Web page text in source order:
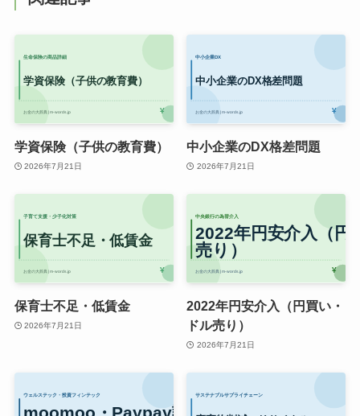
学資保険（子供の教育費）
2026年7月21日
中小企業のDX格差問題
2026年7月21日
保育士不足・低賃金
2026年7月21日
2022年円安介入（円買い・
ドル売り）
2026年7月21日